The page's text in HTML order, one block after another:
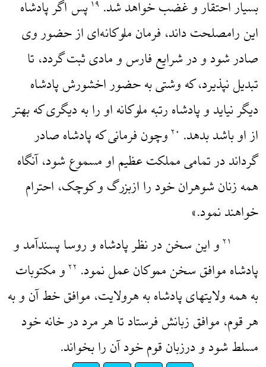
بسیار احتقار و غضب خواهد شد. ۱۹ پس اگر پادشاه
این رامصلحت داند، فرمان ملوکانه‌ای از حضور وی
صادر شود و در شرایع فارس و مادی ثبت گردد، تا
تبدیل نپذیرد، که وشتی به حضور اخشورش پادشاه
دیگر نیاید و پادشاه رتبه ملوکانه او را به دیگری که بهتر
از او باشد بدهد. ۲۰ وچون فرمانی که پادشاه صادر
گرداند در تمامی مملکت عظیم او مسموع شود، آنگاه
همه زنان شوهران خود را ازبزرگ و کوچک، احترام
خواهند نمود.»
۲۱ و این سخن در نظر پادشاه و روسا پسندآمد و
پادشاه موافق سخن مموکان عمل نمود. ۲۲ و مکتوبات
به همه ولایتهای پادشاه به هرولایت، موافق خط آن و به
هر قوم، موافق زبانش فرستاد تا هر مرد در خانه خود
مسلط شود و درزبان قوم خود آن را بخواند.